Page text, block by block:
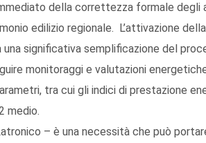
della correttezza formale
edilizio regionale. L’attivazione
significativa semplificazione del
monitoraggi e valutazioni
tra cui gli indici di prestazione
medio.
– è una necessità che può